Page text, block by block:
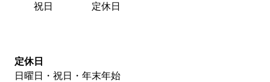
祝日 定休日
定休日
日曜日・祝日・年末年始